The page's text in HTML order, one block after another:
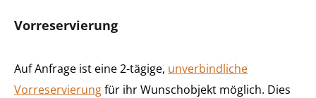
Vorreservierung
Auf Anfrage ist eine 2-tägige, unverbindliche
Vorreservierungfür ihr Wunschobjekt möglich. Dies